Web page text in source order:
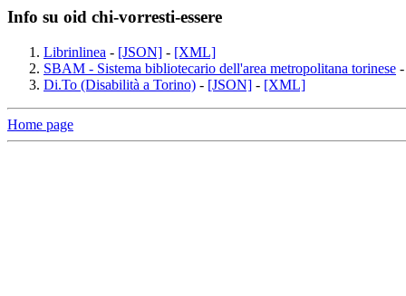
Info su oid chi-vorresti-essere
Librinlinea - [JSON] - [XML]
SBAM - Sistema bibliotecario dell'area metropolitana torinese
Di.To (Disabilità a Torino) - [JSON] - [XML]
Home page